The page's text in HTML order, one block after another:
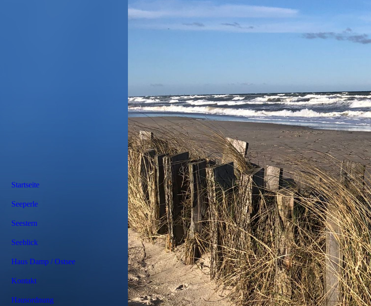
Startseite
Seeperle
Seestern
Seeblick
Haus Damp / Ostsee
Kontakt
Hausordnung